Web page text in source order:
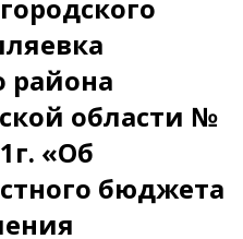
района
области №
«Об
бюджета